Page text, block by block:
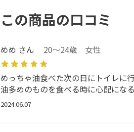
この商品の口コミ
めめ さん 20～24歳 女性
めっちゃ油食べた次の日にトイレに
油多めのものを食べる時に心配にな
2024.06.07